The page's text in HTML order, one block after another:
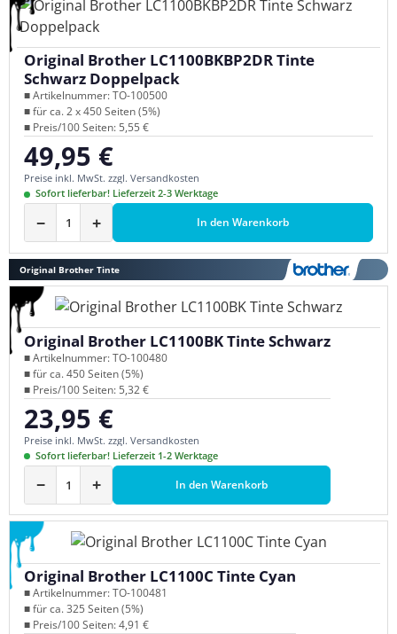
Original Brother LC1100BKBP2DR Tinte
Schwarz Doppelpack
■ Artikelnummer: TO-100500
■ für ca. 2 x 450 Seiten (5%)
■ Preis/100 Seiten: 5,55 €
Regulärer Preis:
49,95 €
Preise inkl. MwSt. zzgl. Versandkosten
Sofort lieferbar! Lieferzeit 2-3 Werktage
− + In den Warenkorb
Original Brother Tinte
Original Brother LC1100BK Tinte Schwarz
■ Artikelnummer: TO-100480
■ für ca. 450 Seiten (5%)
■ Preis/100 Seiten: 5,32 €
Regulärer Preis:
23,95 €
Preise inkl. MwSt. zzgl. Versandkosten
Sofort lieferbar! Lieferzeit 1-2 Werktage
− + In den Warenkorb
Original Brother LC1100C Tinte Cyan
■ Artikelnummer: TO-100481
■ für ca. 325 Seiten (5%)
■ Preis/100 Seiten: 4,91 €